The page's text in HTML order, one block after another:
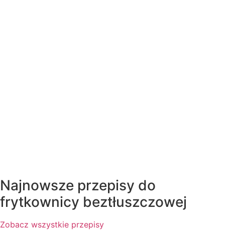
Najnowsze przepisy do
frytkownicy beztłuszczowej
Zobacz wszystkie przepisy